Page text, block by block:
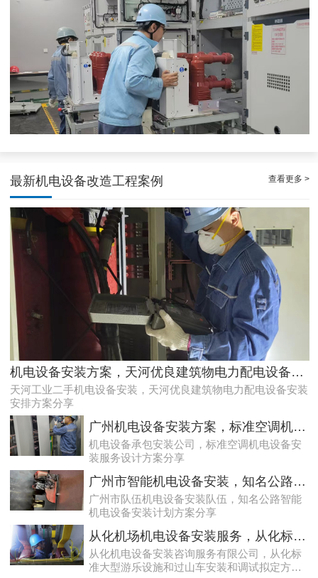
专家的荔湾配电房10kV检查服务，维持市场运作
最新机电设备改造工程案例 查看更多 >
机电设备安装方案，天河优良建筑物电力配电设备安装安排方案分享
天河工业二手机电设备安装，天河优良建筑物电力配电设备安装
安排方案分享
广州机电设备安装方案，标准空调机电设备安装服务设计方案分享
机电设备承包安装公司，标准空调机电设备安
装服务设计方案分享
广州市智能机电设备安装，知名公路智能机电设备安装计划方案分享
广州市队伍机电设备安装队伍，知名公路智能
机电设备安装计划方案分享
从化机场机电设备安装服务，从化标准大型游乐设施和过山车安装和调试拟定方案分享
从化机电设备安装咨询服务有限公司，从化标
准大型游乐设施和过山车安装和调试拟定方案